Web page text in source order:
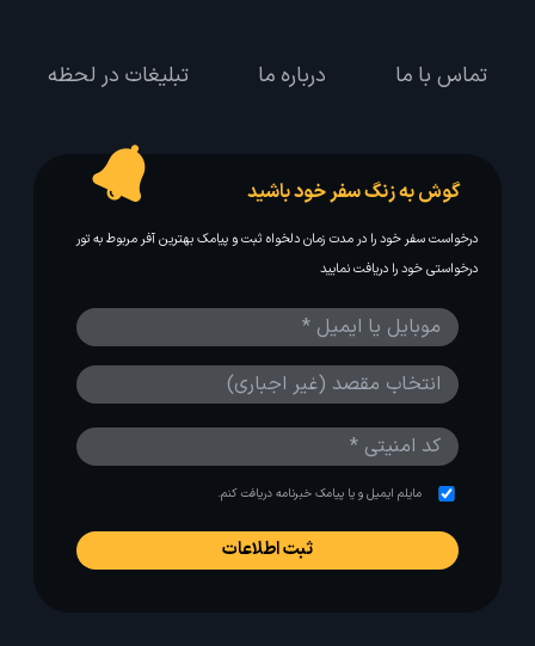
تماس با ما درباره ما تبلیغات در لحظه
گوش به زنگ سفر خود باشید
درخواست سفر خود را در مدت زمان دلخواه ثبت و پیامک بهترین آفر مربوط به تور
درخواستی خود را دریافت نمایید
مایلم ایمیل و یا پیامک خبرنامه دریافت کنم.